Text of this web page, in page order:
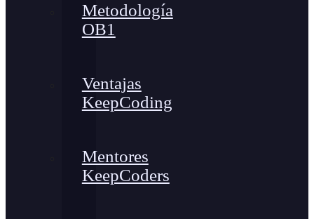
Metodología
OB1
Ventajas
KeepCoding
Mentores
KeepCoders